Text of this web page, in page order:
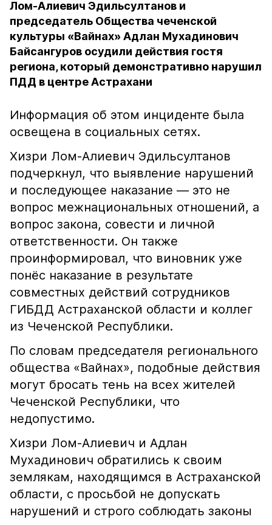
Лом-Алиевич Эдильсултанов и
председатель Общества чеченской
культуры «Вайнах» Адлан Мухадинович
Байсангуров осудили действия гостя
региона, который демонстративно нарушил
ПДД в центре Астрахани
Информация об этом инциденте была
освещена в социальных сетях.
Хизри Лом-Алиевич Эдильсултанов
подчеркнул, что выявление нарушений
и последующее наказание — это не
вопрос межнациональных отношений, а
вопрос закона, совести и личной
ответственности. Он также
проинформировал, что виновник уже
понёс наказание в результате
совместных действий сотрудников
ГИБДД Астраханской области и коллег
из Чеченской Республики.
По словам председателя регионального
общества «Вайнах», подобные действия
могут бросать тень на всех жителей
Чеченской Республики, что
недопустимо.
Хизри Лом-Алиевич и Адлан
Мухадинович обратились к своим
землякам, находящимся в Астраханской
области, с просьбой не допускать
нарушений и строго соблюдать законы